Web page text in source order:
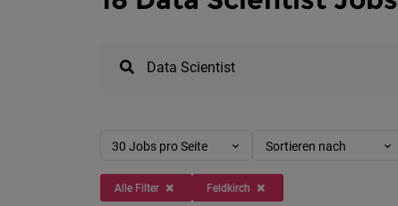
30 Jobs pro Seite Sortieren nach
Alle Filter Feldkirch